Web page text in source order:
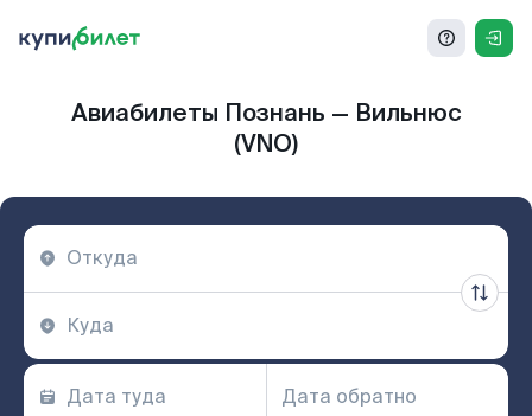
Авиабилеты Познань — Вильнюс
(VNO)